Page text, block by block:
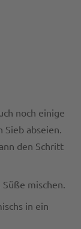
noch einige
abseien.
den Schritt
mischen.
in ein